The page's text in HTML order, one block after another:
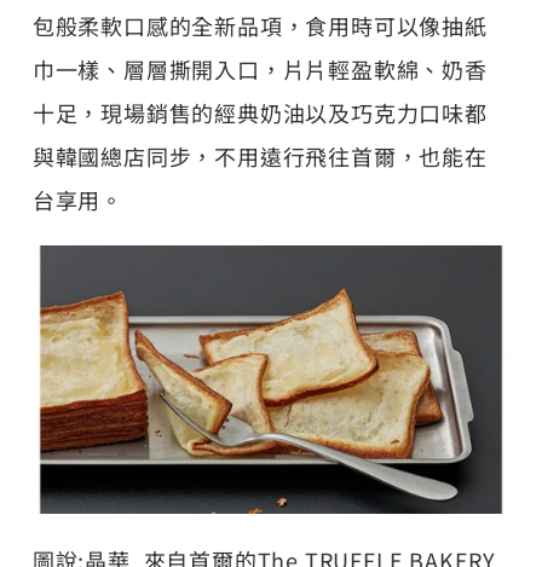
包般柔軟口感的全新品項，食用時可以像抽紙
巾一樣、層層撕開入口，片片輕盈軟綿、奶香
十足，現場銷售的經典奶油以及巧克力口味都
與韓國總店同步，不用遠行飛往首爾，也能在
台享用。
圖說:晶華_來自首爾的The TRUFFLE BAKERY